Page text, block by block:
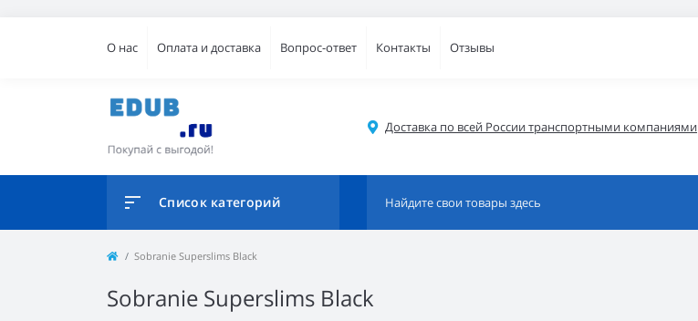
О нас Оплата и доставка Вопрос-ответ Контакты Отзывы
Доставка по всей России транспортными компаниями
Список категорий
Sobranie Superslims Black
Sobranie Superslims Black